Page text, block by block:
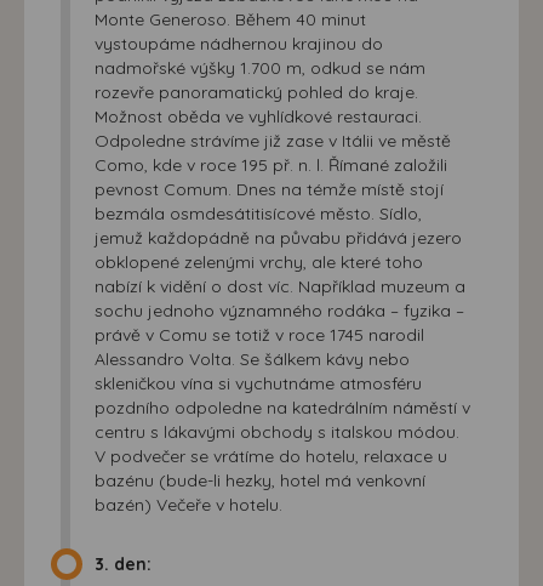
Monte Generoso. Během 40 minut
vystoupáme nádhernou krajinou do
nadmořské výšky 1.700 m, odkud se nám
rozevře panoramatický pohled do kraje.
Možnost oběda ve vyhlídkové restauraci.
Odpoledne strávíme již zase v Itálii ve městě
Como, kde v roce 195 př. n. l. Římané založili
pevnost Comum. Dnes na témže místě stojí
bezmála osmdesátitisícové město. Sídlo,
jemuž každopádně na půvabu přidává jezero
obklopené zelenými vrchy, ale které toho
nabízí k vidění o dost víc. Například muzeum a
sochu jednoho významného rodáka – fyzika –
právě v Comu se totiž v roce 1745 narodil
Alessandro Volta. Se šálkem kávy nebo
skleničkou vína si vychutnáme atmosféru
pozdního odpoledne na katedrálním náměstí v
centru s lákavými obchody s italskou módou.
V podvečer se vrátíme do hotelu, relaxace u
bazénu (bude-li hezky, hotel má venkovní
bazén) Večeře v hotelu.
3. den: